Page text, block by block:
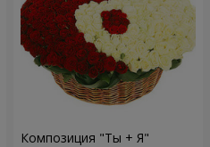
Композиция "Ты + Я"